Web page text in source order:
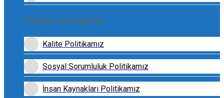
Politika ve Değerler
Kalite Politikamız
Sosyal Sorumluluk Politikamız
İnsan Kaynakları Politikamız